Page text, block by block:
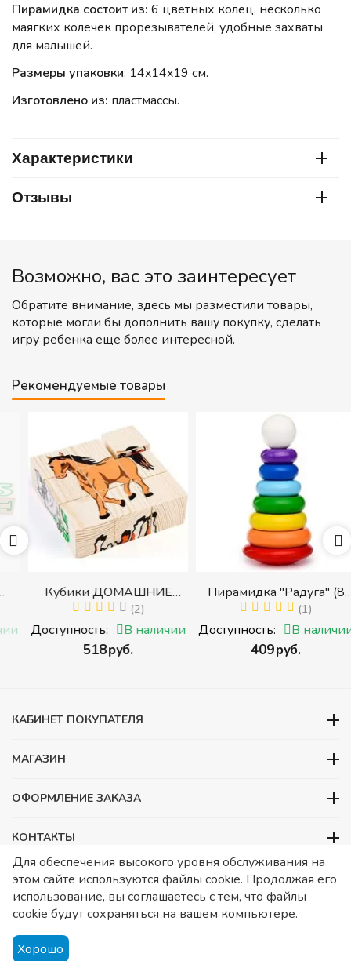
Пирамидка состоит из: 6 цветных колец, несколько
маягких колечек прорезывателей, удобные захваты
для малышей.
Размеры упаковки: 14x14x19 см.
Изготовлено из: пластмассы.
Характеристики
Отзывы
Возможно, вас это заинтересует
Обратите внимание, здесь мы разместили товары,
которые могли бы дополнить вашу покупку, сделать
игру ребенка еще более интересной.
Рекомендуемые товары
Кубики ДОМАШНИЕ
ЖИВОТНЫЕ (Томик)
(Набор кубиков
разрезных (складных))
(2)
Доступность: В наличии
‍518‍руб.
Пирамидка "Радуга" (8
деталей) (Пирамидка
среднего размера)
(1)
Доступность: В наличии
‍409‍руб.
КАБИНЕТ ПОКУПАТЕЛЯ
МАГАЗИН
ОФОРМЛЕНИЕ ЗАКАЗА
КОНТАКТЫ
ООО «Детский сад», ОГРН 1157746480088
ИНН 7728252648 КПП 772601001 Юридический адрес – Москва,
ул. Подольских курсантов, д 3. стр 2. Помещение 1/3. Информация
о товарах носит справочный характер и не является публичной
офертой, определяемой Статьей 437 ГК РФ.
оферта.Игрушки в детский сад. Оснащение детских садов.
Для обеспечения высокого уровня обслуживания на
этом сайте используются файлы cookie. Продолжая его
использование, вы соглашаетесь с тем, что файлы
cookie будут сохраняться на вашем компьютере.
Хорошо